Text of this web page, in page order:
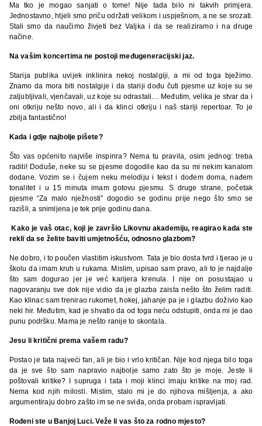
Ma tko je mogao sanjati o tome! Nije tada bilo ni takvih primjera.
Jednostavno, htjeli smo priču održati velikom i uspješnom, a ne se srozati.
Stali smo da naučimo živjeti bez Valjka i da se realiziramo i na druge
načine.
Na vašim koncertima ne postoji međugeneracijski jaz.
Starija publika uvijek inklinira nekoj nostalgiji, a mi od toga bježimo.
Znamo da mora biti nostalgije i da stariji dođu čuti pjesme uz koje su se
zaljubljivali, vjenčavali, uz koje su odrastali… Međutim, velika je stvar da i
oni otkriju nešto novo, ali i da klinci otkriju i naš stariji repertoar. To je
zbilja fantastično!
Kada i gdje najbolje pišete?
Što vas općenito najviše inspirira? Nema tu pravila, osim jednog: treba
raditi! Doduše, neke su se pjesme dogodile kao da su mi nekim kanalom
dodane. Vozim se i čujem neku melodiju i tekst i dođem doma, nađem
tonalitet i u 15 minuta imam gotovu pjesmu. S druge strane, početak
pjesme “Za malo nježnosti” dogodio se godinu prije nego što smo se
razišli, a snimljena je tek prije godinu dana.
Kako je vaš otac, koji je završio Likovnu akademiju, reagirao kada ste
rekli da se želite baviti umjetnošću, odnosno glazbom?
Ne dobro, i to poučen vlastitim iskustvom. Tata je bio dosta tvrd i tjerao je u
školu da imam kruh u rukama. Mislim, upisao sam pravo, ali to je najdalje
što sam dogurao jer je već karijera krenula. I nije on posustajao u
nagovaranju sve dok nije vidio da je glazba zaista nešto što želim raditi.
Kao klinac sam trenirao rukomet, hokej, jahanje pa je i glazbu doživio kao
neki hir. Međutim, kad je shvatio da od toga neću odstupiti, onda mi je dao
punu podršku. Mama je nešto ranije to skontala.
Jesu li kritični prema vašem radu?
Postao je tata najveći fan, ali je bio i vrlo kritičan. Nije kod njega bilo toga
da je sve što sam napravio najbolje samo zato što je moje. Jeste li
poštovali kritike? I supruga i tata i moji klinci imaju kritike na moj rad.
Nema kod njih milosti. Mislim, stalo mi je do njihova mišljenja, a ako
argumentiraju dobro zašto im se ne sviđa, onda probam ispravljati.
Rođeni ste u Banjoj Luci. Veže li vas što za rodno mjesto?